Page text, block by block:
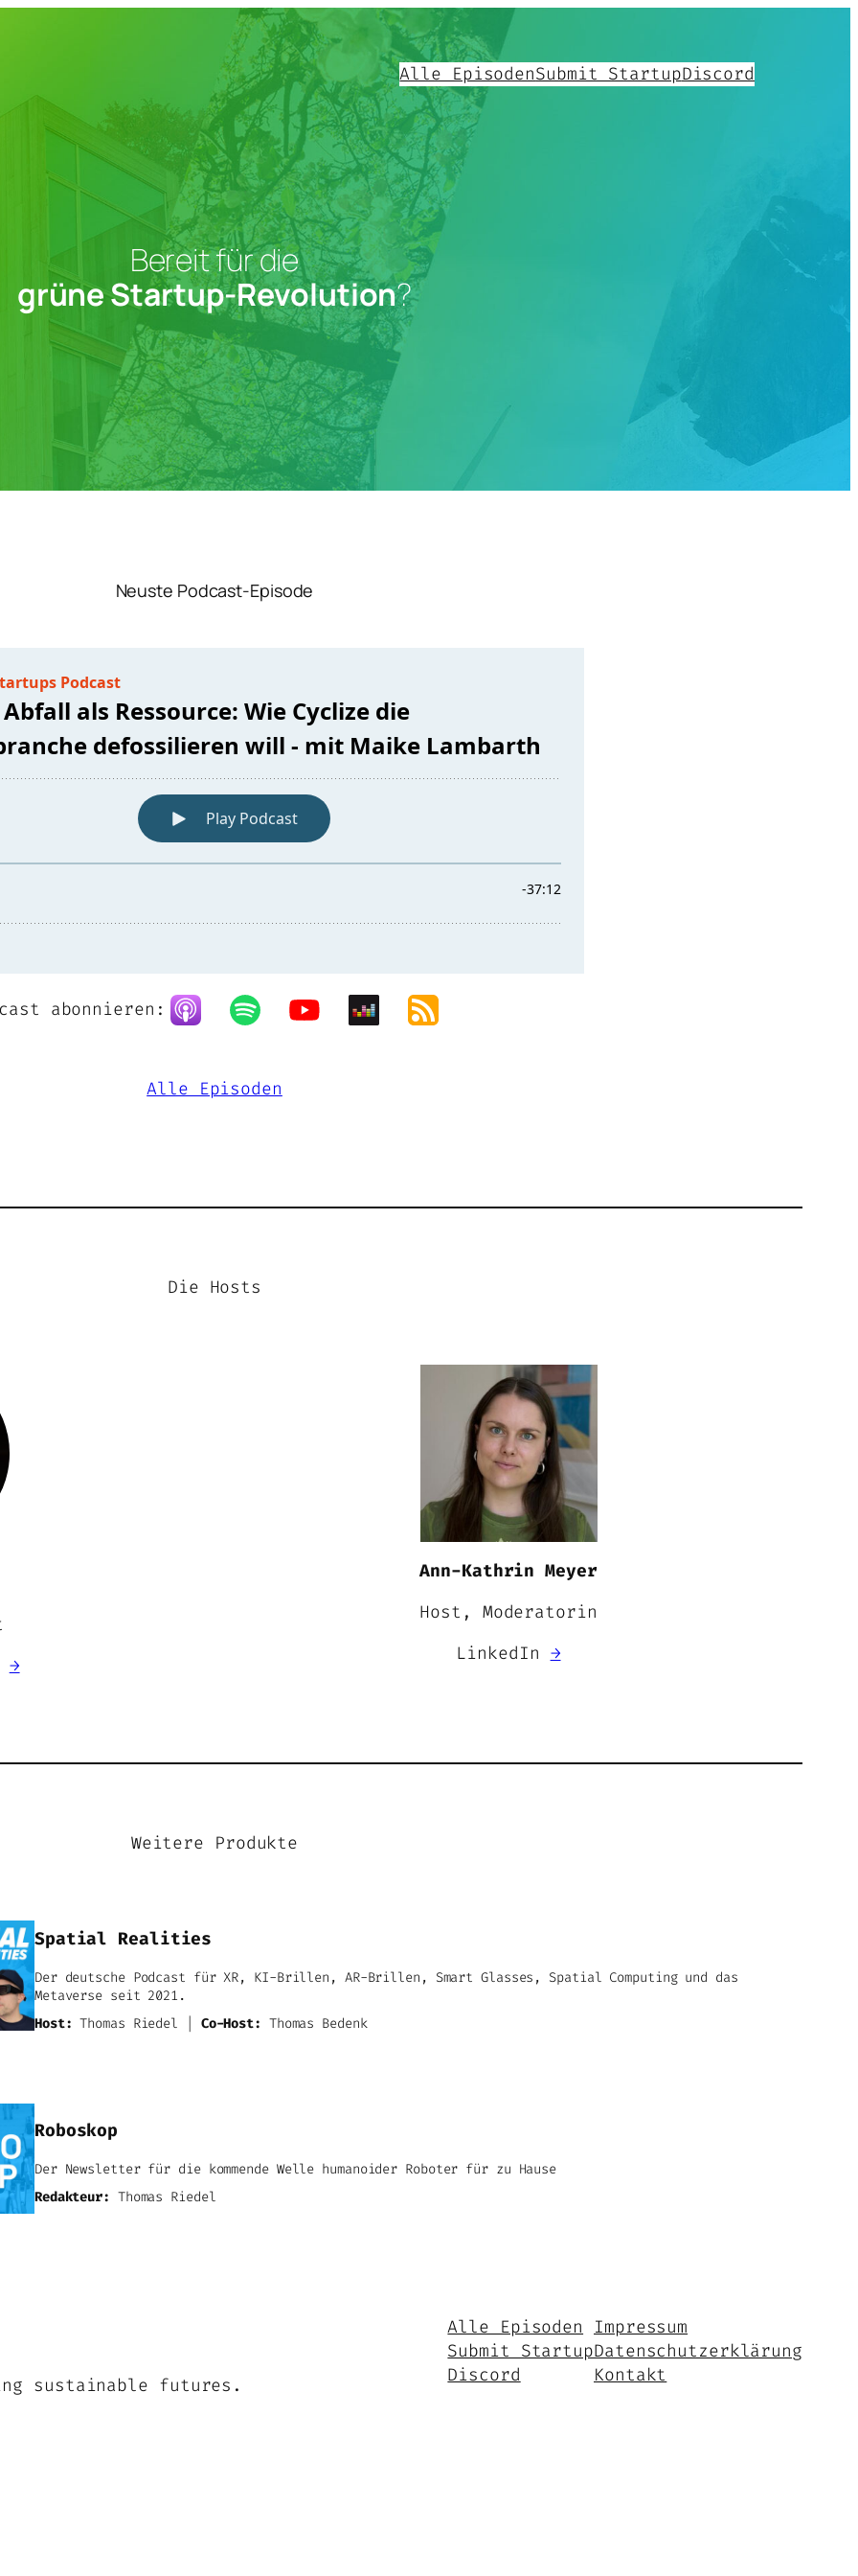
Alle EpisodenSubmit StartupDiscord
Bereit für die
grüne Startup-Revolution?
Neuste Podcast-Episode
abonnieren:
Alle Episoden
Die Hosts
→
Ann-Kathrin Meyer
Host, Moderatorin
LinkedIn →
Weitere Produkte
Spatial Realities
Der deutsche Podcast für XR, KI-Brillen, AR-Brillen, Smart Glasses, Spatial Computing und das
Metaverse seit 2021.
Host: Thomas Riedel | Co-Host: Thomas Bedenk
Roboskop
Der Newsletter für die kommende Welle humanoider Roboter für zu Hause
Redakteur: Thomas Riedel
sustainable futures.
Alle Episoden
Submit Startup
Discord
Impressum
Datenschutzerklärung
Kontakt